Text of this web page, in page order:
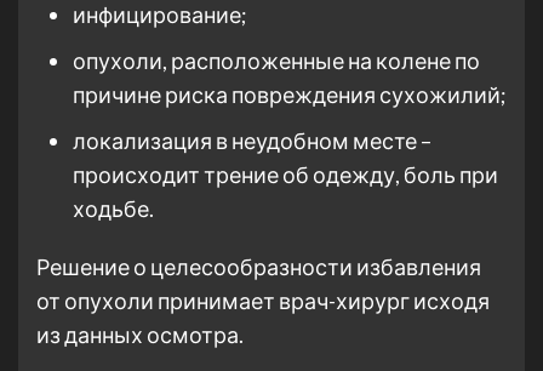
инфицирование;
опухоли, расположенные на колене по
причине риска повреждения сухожилий;
локализация в неудобном месте –
происходит трение об одежду, боль при
ходьбе.
Решение о целесообразности избавления
от опухоли принимает врач-хирург исходя
из данных осмотра.